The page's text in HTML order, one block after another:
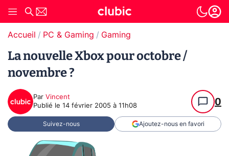
Accueil PC & Gaming Gaming
La nouvelle Xbox pour octobre /
novembre ?
Par Vincent
Publié le 14 février 2005 à 11h08 0
Suivez-nous Ajoutez-nous en favori